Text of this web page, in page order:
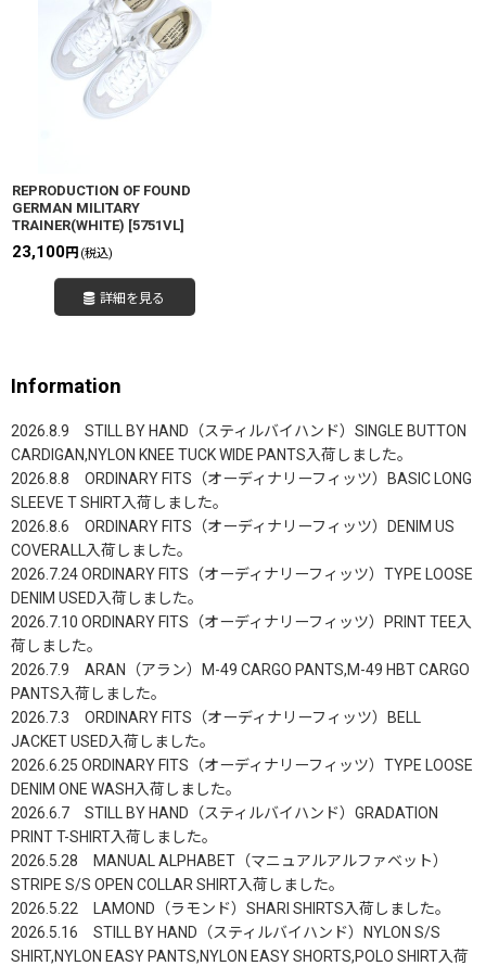
REPRODUCTION OF FOUND
GERMAN MILITARY
TRAINER(WHITE) [5751VL]
23,100円 (税込)
詳細を見る
Information
2026.8.9 STILL BY HAND（スティルバイハンド）SINGLE BUTTON
CARDIGAN,NYLON KNEE TUCK WIDE PANTS入荷しました。
2026.8.8 ORDINARY FITS（オーディナリーフィッツ）BASIC LONG
SLEEVE T SHIRT入荷しました。
2026.8.6 ORDINARY FITS（オーディナリーフィッツ）DENIM US
COVERALL入荷しました。
2026.7.24 ORDINARY FITS（オーディナリーフィッツ）TYPE LOOSE
DENIM USED入荷しました。
2026.7.10 ORDINARY FITS（オーディナリーフィッツ）PRINT TEE入
荷しました。
2026.7.9 ARAN（アラン）M-49 CARGO PANTS,M-49 HBT CARGO
PANTS入荷しました。
2026.7.3 ORDINARY FITS（オーディナリーフィッツ）BELL
JACKET USED入荷しました。
2026.6.25 ORDINARY FITS（オーディナリーフィッツ）TYPE LOOSE
DENIM ONE WASH入荷しました。
2026.6.7 STILL BY HAND（スティルバイハンド）GRADATION
PRINT T-SHIRT入荷しました。
2026.5.28 MANUAL ALPHABET（マニュアルアルファベット）
STRIPE S/S OPEN COLLAR SHIRT入荷しました。
2026.5.22 LAMOND（ラモンド）SHARI SHIRTS入荷しました。
2026.5.16 STILL BY HAND（スティルバイハンド）NYLON S/S
SHIRT,NYLON EASY PANTS,NYLON EASY SHORTS,POLO SHIRT入荷